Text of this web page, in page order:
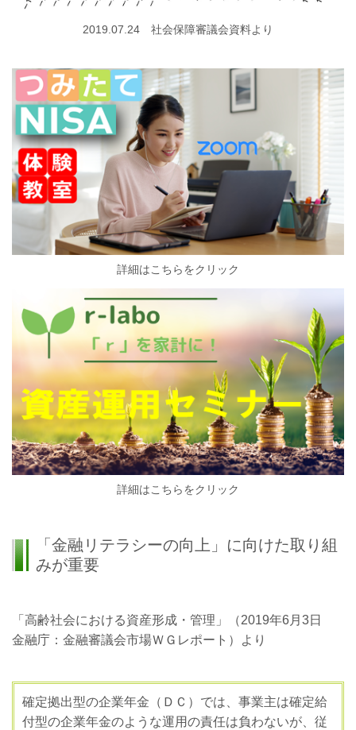
2019.07.24 社会保障審議会資料より
詳細はこちらをクリック
詳細はこちらをクリック
「金融リテラシーの向上」に向けた取り組
みが重要
「高齢社会における資産形成・管理」（2019年6月3日
金融庁：金融審議会市場ＷＧレポート）より
確定拠出型の企業年金（ＤＣ）では、事業主は確定給
付型の企業年金のような運用の責任は負わないが、従